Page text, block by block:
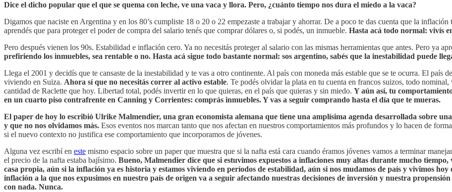
Dice el dicho popular que el que se quema con leche, ve una vaca y llora. Pero, ¿cuánto tiempo nos dura el miedo a la vaca?
Digamos que naciste en Argentina y en los 80’s cumpliste 18 o 20 o 22 empezaste a trabajar y ahorrar. De a poco te das cuenta que la
aprendés que para proteger el poder de compra del salario tenés que comprar dólares o, si podés, un inmueble. Hasta acá todo normal: vivís
Pero después vienen los 90s. Estabilidad e inflación cero. Ya no necesitás proteger al salario con las mismas herramientas que antes. Pero ya
prefiriendo los inmuebles, sea rentable o no. Hasta acá sigue todo bastante normal: sos argentino, sabés que la inestabilidad puede
Llega el 2001 y decidís que te cansaste de la inestabilidad y te vas a otro continente. Al país con moneda más estable que se te ocurra. El país
viviendo en Suiza. Ahora sí que no necesitás correr al activo estable. Te podés olvidar la plata en tu cuenta en francos suizos, todo
cantidad de Raclette que hoy. Libertad total, podés invertir en lo que quieras, en el país que quieras y sin miedo. Y aún así, tu
en un cuarto piso contrafrente en Canning y Corrientes: comprás inmuebles. Y vas a seguir comprando hasta el día que te mueras.
El paper de hoy lo escribió Ulrike Malmendier, una gran economista alemana que tiene una amplísima agenda desarrollada sobre
y que no nos olvidamos más. Esos eventos nos marcan tanto que nos afectan en nuestros comportamientos más profundos y lo hacen de
si el nuevo contexto no justifica ese comportamiento que incorporamos de jóvenes.
Alguna vez escribí en este mismo espacio sobre un paper que muestra que si la nafta está cara cuando éramos jóvenes vamos a terminar
el precio de la nafta estaba bajísimo. Bueno, Malmendier dice que si estuvimos expuestos a inflaciones muy altas durante mucho
casa propia, aún si la inflación ya es historia y estamos viviendo en períodos de estabilidad, aún si nos mudamos de país y vivimos
inflación a la que nos expusimos en nuestro país de origen va a seguir afectando nuestras decisiones de inversión y nuestra
con nada. Nunca.